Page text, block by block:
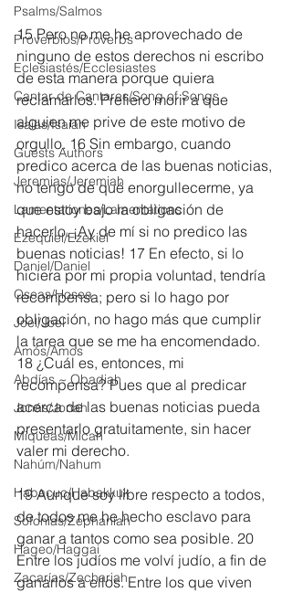
Psalms/Salmos
Proverbios/Proverbs
Eclesiastés/Ecclesiastes
Cantar de Cantares/Song of Songs
Isaías/Isaiah
Guests Authors
Jeremias/Jeremiah
Lamentationes/Lamentations
Ezequiel/Ezekiel
Daniel/Daniel
Oseas/Hosea
Joel/Joel
Amós/Amos
Abdías ~ Obadiah
Jonás/Jonah
Miqueas/Micah
Nahúm/Nahum
Habacuc/Habakkuk
Sofonías/Zephaniah
Hageo/Haggai
Zacarías/Zechariah
15 Pero no me he aprovechado de
ninguno de estos derechos ni escribo
de esta manera porque quiera
reclamarlos. Prefiero morir a que
alguien me prive de este motivo de
orgullo. 16 Sin embargo, cuando
predico acerca de las buenas noticias,
no tengo de qué enorgullecerme, ya
que estoy bajo la obligación de
hacerlo. ¡Ay de mí si no predico las
buenas noticias! 17 En efecto, si lo
hiciera por mi propia voluntad, tendría
recompensa; pero si lo hago por
obligación, no hago más que cumplir
la tarea que se me ha encomendado.
18 ¿Cuál es, entonces, mi
recompensa? Pues que al predicar
acerca de las buenas noticias pueda
presentarlo gratuitamente, sin hacer
valer mi derecho.
19 Aunque soy libre respecto a todos,
de todos me he hecho esclavo para
ganar a tantos como sea posible. 20
Entre los judíos me volví judío, a fin de
ganarlos a ellos. Entre los que viven